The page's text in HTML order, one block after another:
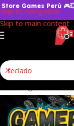
Skip to navigation
Skip to main content
Store Games Perú 🎮